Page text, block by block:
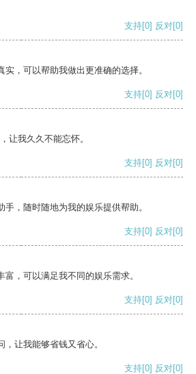
支持[0] 反对[0]
，可以帮助我做出更准确的选择。
支持[0] 反对[0]
让我久久不能忘怀。
支持[0] 反对[0]
，随时随地为我的娱乐提供帮助。
支持[0] 反对[0]
，可以满足我不同的娱乐需求。
支持[0] 反对[0]
让我能够省钱又省心。
支持[0] 反对[0]